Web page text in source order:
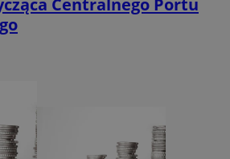
Centralnego Portu